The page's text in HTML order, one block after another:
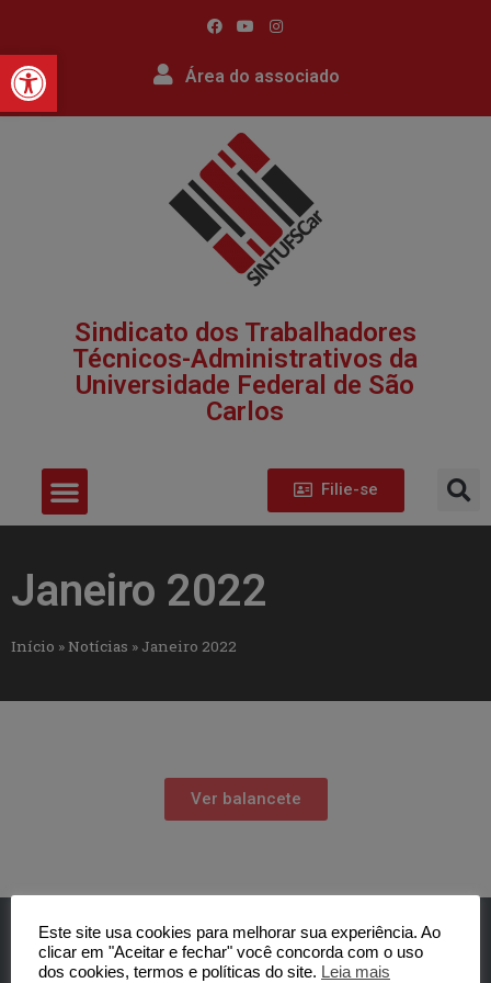
Barra de Ferramentas
Área do associado
Sindicato dos Trabalhadores
Técnicos-Administrativos da
Universidade Federal de São
Carlos​
Filie-se
Janeiro 2022
Início »Notícias » Janeiro 2022
Ver balancete
Este site usa cookies para melhorar sua experiência. Ao
clicar em "Aceitar e fechar" você concorda com o uso
dos cookies, termos e políticas do site. Leia mais